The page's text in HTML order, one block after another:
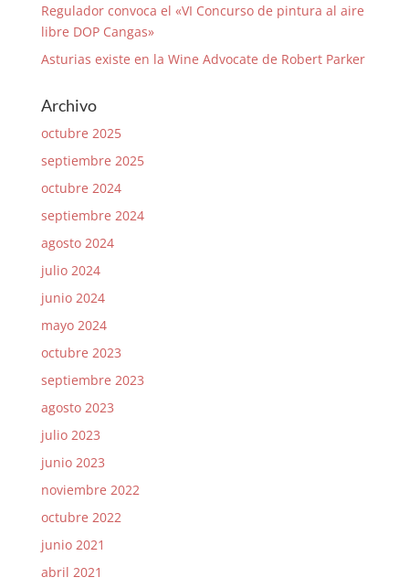
Regulador convoca el «VI Concurso de pintura al aire
libre DOP Cangas»
Asturias existe en la Wine Advocate de Robert Parker
Archivo
octubre 2025
septiembre 2025
octubre 2024
septiembre 2024
agosto 2024
julio 2024
junio 2024
mayo 2024
octubre 2023
septiembre 2023
agosto 2023
julio 2023
junio 2023
noviembre 2022
octubre 2022
junio 2021
abril 2021